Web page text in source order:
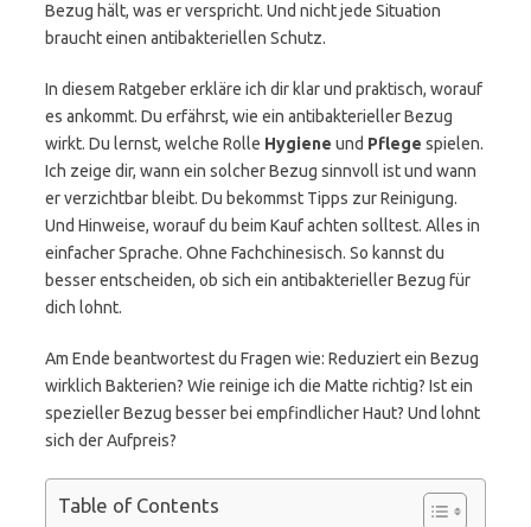
Bezug hält, was er verspricht. Und nicht jede Situation
braucht einen antibakteriellen Schutz.
In diesem Ratgeber erkläre ich dir klar und praktisch, worauf
es ankommt. Du erfährst, wie ein antibakterieller Bezug
wirkt. Du lernst, welche Rolle Hygiene und Pflege spielen.
Ich zeige dir, wann ein solcher Bezug sinnvoll ist und wann
er verzichtbar bleibt. Du bekommst Tipps zur Reinigung.
Und Hinweise, worauf du beim Kauf achten solltest. Alles in
einfacher Sprache. Ohne Fachchinesisch. So kannst du
besser entscheiden, ob sich ein antibakterieller Bezug für
dich lohnt.
Am Ende beantwortest du Fragen wie: Reduziert ein Bezug
wirklich Bakterien? Wie reinige ich die Matte richtig? Ist ein
spezieller Bezug besser bei empfindlicher Haut? Und lohnt
sich der Aufpreis?
Table of Contents